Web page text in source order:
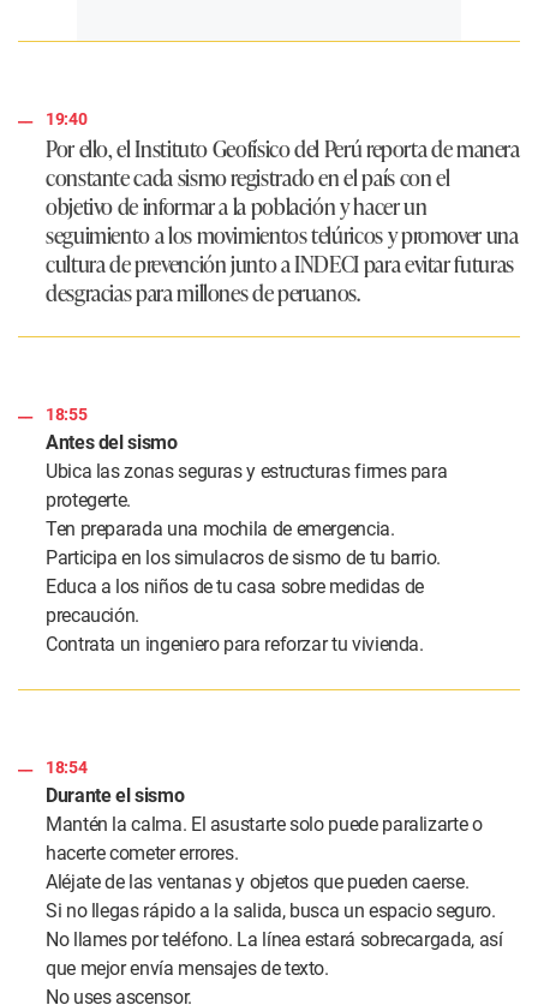
19:40
Por ello, el Instituto Geofísico del Perú reporta de manera
constante cada sismo registrado en el país con el
objetivo de informar a la población y hacer un
seguimiento a los movimientos telúricos y promover una
cultura de prevención junto a INDECI para evitar futuras
desgracias para millones de peruanos.
18:55
Antes del sismo
Ubica las zonas seguras y estructuras firmes para
protegerte.
Ten preparada una mochila de emergencia.
Participa en los simulacros de sismo de tu barrio.
Educa a los niños de tu casa sobre medidas de
precaución.
Contrata un ingeniero para reforzar tu vivienda.
18:54
Durante el sismo
Mantén la calma. El asustarte solo puede paralizarte o
hacerte cometer errores.
Aléjate de las ventanas y objetos que pueden caerse.
Si no llegas rápido a la salida, busca un espacio seguro.
No llames por teléfono. La línea estará sobrecargada, así
que mejor envía mensajes de texto.
No uses ascensor.